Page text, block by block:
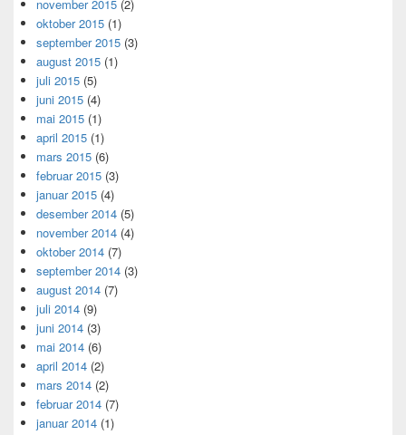
november 2015 (2)
oktober 2015 (1)
september 2015 (3)
august 2015 (1)
juli 2015 (5)
juni 2015 (4)
mai 2015 (1)
april 2015 (1)
mars 2015 (6)
februar 2015 (3)
januar 2015 (4)
desember 2014 (5)
november 2014 (4)
oktober 2014 (7)
september 2014 (3)
august 2014 (7)
juli 2014 (9)
juni 2014 (3)
mai 2014 (6)
april 2014 (2)
mars 2014 (2)
februar 2014 (7)
januar 2014 (1)